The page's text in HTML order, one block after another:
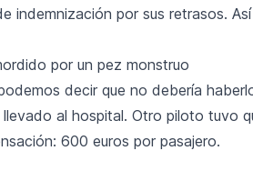
indemnización por sus retrasos. Así
por un pez monstruo
decir que no debería
al hospital. Otro piloto tuvo
600 euros por pasajero.